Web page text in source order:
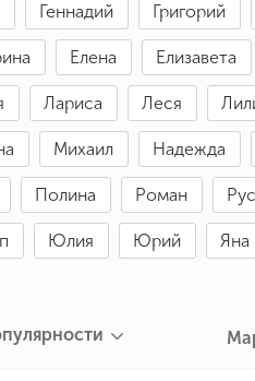
Известные бренды
Знаки зодиака
Фамилия и Номер
Геннадий Григорий
Елена Елизавета
Лариса Леся
Михаил Надежда
Полина Роман
Юлия Юрий Яна